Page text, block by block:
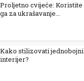
Proljetno cvijeće: Koristite
ga za ukrašavanje...
Kako stilizovati jednobojni
interijer?